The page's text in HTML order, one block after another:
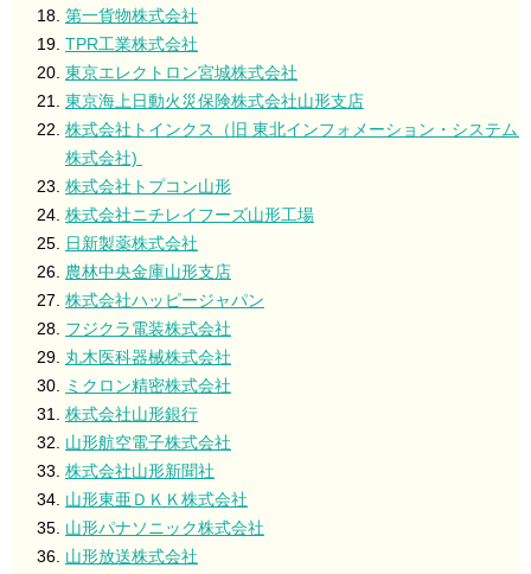
第一貨物株式会社
TPR工業株式会社
東京エレクトロン宮城株式会社
東京海上日動火災保険株式会社山形支店
株式会社トインクス（旧 東北インフォメーション・システム
株式会社)
株式会社トプコン山形
株式会社ニチレイフーズ山形工場
日新製薬株式会社
農林中央金庫山形支店
株式会社ハッピージャパン
フジクラ電装株式会社
丸木医科器械株式会社
ミクロン精密株式会社
株式会社山形銀行
山形航空電子株式会社
株式会社山形新聞社
山形東亜ＤＫＫ株式会社
山形パナソニック株式会社
山形放送株式会社